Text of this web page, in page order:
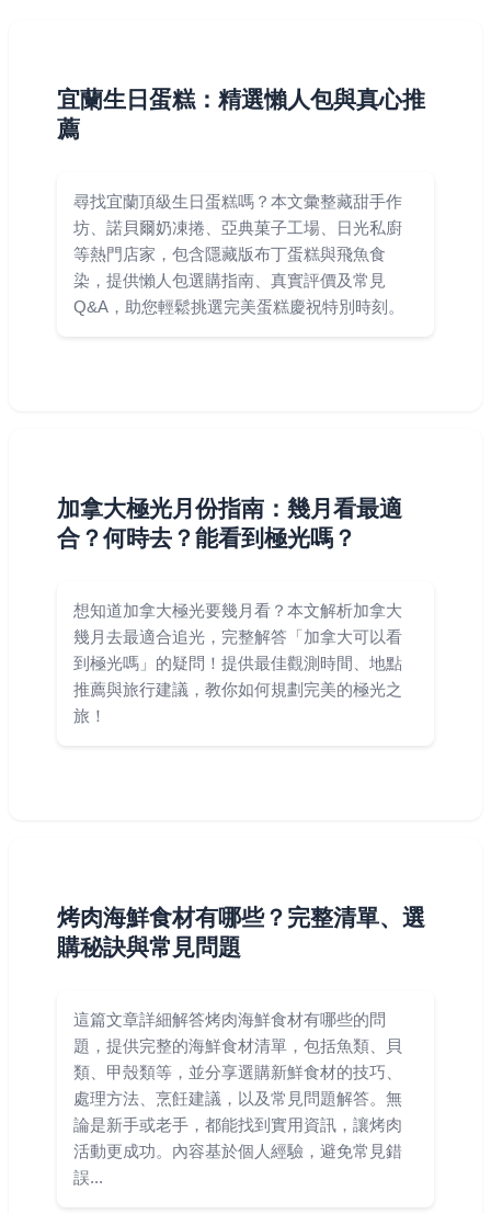
宜蘭生日蛋糕：精選懶人包與真心推
薦
尋找宜蘭頂級生日蛋糕嗎？本文彙整藏甜手作
坊、諾貝爾奶凍捲、亞典菓子工場、日光私廚
等熱門店家，包含隱藏版布丁蛋糕與飛魚食
染，提供懶人包選購指南、真實評價及常見
Q&A，助您輕鬆挑選完美蛋糕慶祝特別時刻。
加拿大極光月份指南：幾月看最適
合？何時去？能看到極光嗎？
想知道加拿大極光要幾月看？本文解析加拿大
幾月去最適合追光，完整解答「加拿大可以看
到極光嗎」的疑問！提供最佳觀測時間、地點
推薦與旅行建議，教你如何規劃完美的極光之
旅！
烤肉海鮮食材有哪些？完整清單、選
購秘訣與常見問題
這篇文章詳細解答烤肉海鮮食材有哪些的問
題，提供完整的海鮮食材清單，包括魚類、貝
類、甲殼類等，並分享選購新鮮食材的技巧、
處理方法、烹飪建議，以及常見問題解答。無
論是新手或老手，都能找到實用資訊，讓烤肉
活動更成功。內容基於個人經驗，避免常見錯
誤...